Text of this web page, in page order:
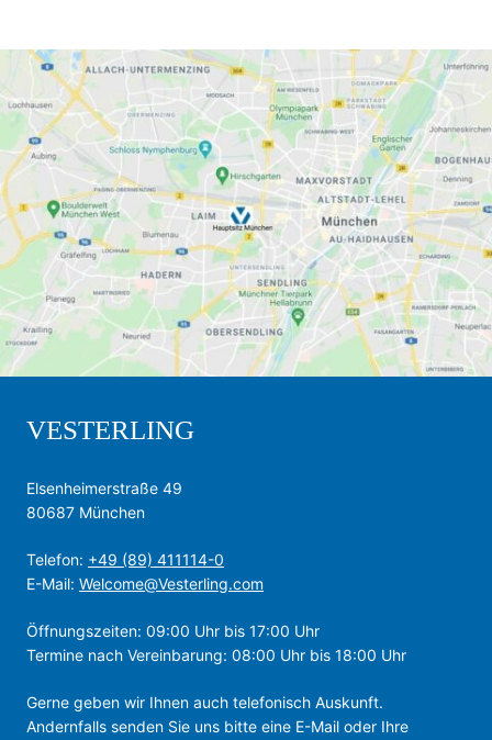
VESTERLING
Elsenheimerstraße 49
80687 München
Telefon: +49 (89) 411114-0
E-Mail: Welcome@Vesterling.com
Öffnungszeiten: 09:00 Uhr bis 17:00 Uhr
Termine nach Vereinbarung: 08:00 Uhr bis 18:00 Uhr
Gerne geben wir Ihnen auch telefonisch Auskunft.
Andernfalls senden Sie uns bitte eine E-Mail oder Ihre